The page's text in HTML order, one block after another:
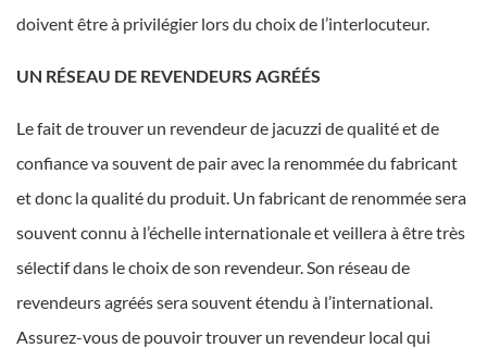
doivent être à privilégier lors du choix de l’interlocuteur.
UN RÉSEAU DE REVENDEURS AGRÉÉS
Le fait de trouver un revendeur de jacuzzi de qualité et de
confiance va souvent de pair avec la renommée du fabricant
et donc la qualité du produit. Un fabricant de renommée sera
souvent connu à l’échelle internationale et veillera à être très
sélectif dans le choix de son revendeur. Son réseau de
revendeurs agréés sera souvent étendu à l’international.
Assurez-vous de pouvoir trouver un revendeur local qui